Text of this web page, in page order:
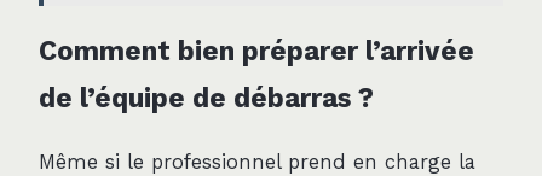
Comment bien préparer l’arrivée
de l’équipe de débarras ?
Même si le professionnel prend en charge la